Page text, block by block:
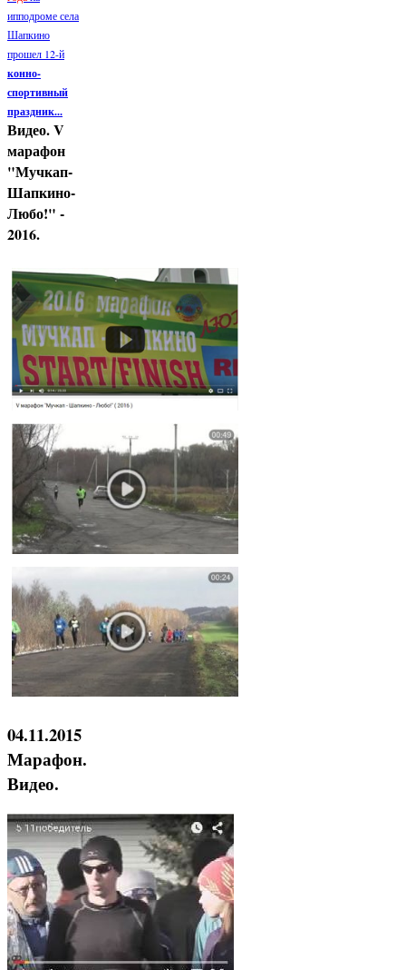
ипподроме села
Шапкино
прошел 12-й
конно-
спортивный
праздник...
Видео. V
марафон
"Мучкап-
Шапкино-
Любо!" -
2016.
04.11.2015
Марафон.
Видео.